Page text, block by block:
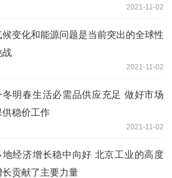
2021-11-02
候变化和能源问题是当前突出的全球性
战
2021-11-02
冬明春生活必需品供应充足 做好市场
供稳价工作
2021-11-02
地经济增长稳中向好 北京工业的高度
长贡献了主要力量